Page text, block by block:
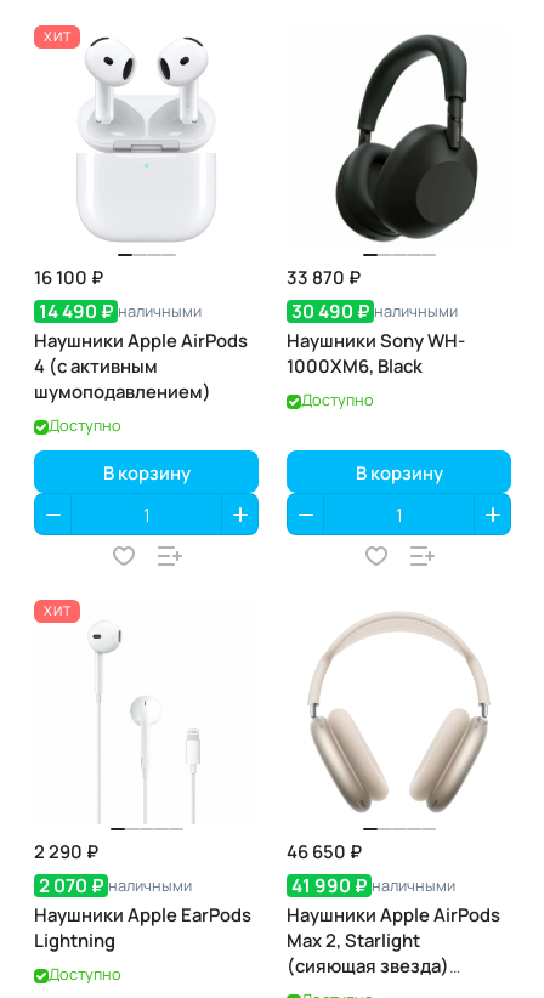
ХИТ
16 100 ₽
14 490 ₽ наличными
Наушники Apple AirPods
4 (с активным
шумоподавлением)
Доступно
В корзину
33 870 ₽
30 490 ₽ наличными
Наушники Sony WH-
1000XM6, Black
Доступно
В корзину
ХИТ
2 290 ₽
2 070 ₽ наличными
Наушники Apple EarPods
Lightning
Доступно
46 650 ₽
41 990 ₽ наличными
Наушники Apple AirPods
Max 2, Starlight
(сияющая звезда)
(MHWL4)